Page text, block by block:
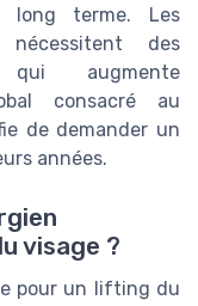
long terme. Les
des
augmente
consacré au
de demander un
années.
visage ?
pour un lifting du